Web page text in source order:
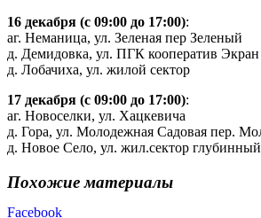
16 декабря (с 09:00 до 17:00):
аг. Неманица, ул. Зеленая пер Зеленый
д. Демидовка, ул. ПГК кооператив Экран
д. Лобачиха, ул. жилой сектор
17 декабря (с 09:00 до 17:00):
аг. Новоселки, ул. Хацкевича
д. Гора, ул. Молодежная Садовая пер.
д. Новое Село, ул. жил.сектор
Похожие материалы
Facebook